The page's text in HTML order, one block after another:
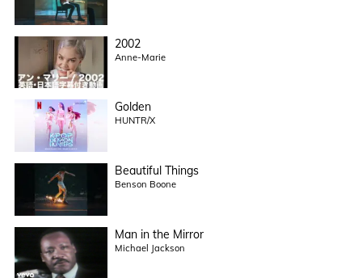
2002
Anne-Marie
Golden
HUNTR/X
Beautiful Things
Benson Boone
Man in the Mirror
Michael Jackson